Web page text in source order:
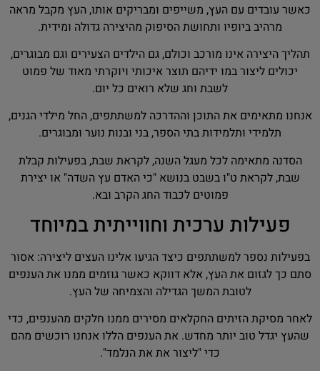
כאשר עובדים עם העץ, משייפים ומבריקים אותו, העץ מקבל מראה
מרהיב ביופיו ותחושת הסיפוק מהיצירה גדולה ומידית.
תהליך היצירה אינו מורכב וכולם, גם הילדים הצעירים וגם מבוגרים,
יכולים ליצור במו ידיהם תוצר איכותי ויוקרתי מאוד של פמוט
לשבת וחג שלא רואים כל יום.
אנחנו מתאימים את התוכן וההדרכה למשתתפים, החל מילדי הגנים,
תלמידי ותלמידות בתי הספר, בני ובנות נוער ומבוגרים.
הסדנה מתאימה לכל מעגל השנה, לקראת שבת, בפעילות קבלת
שבת, לקראת ט"ו בשבט בנושא "כי האדם עץ השדה" או יצירת
פמוטים לכבוד החג הקרב ובא.
פעילות ערכית וחווייתית במיוחד
בפעילות נספר למשתתפים כיצד הגיעו אלינו העצים ליצירה: אסור
סתם כך לגזום את העץ, אלא דווקא כאשר גוזמים ממנו את הענפים
לטובת המשך הגדילה והצמיחה של העץ.
לאחר מסיקת הזיתים החקלאים מסירים ממנו חלקים מהענפים, כדי
שהעץ יגדל טוב יותר מחדש. את הענפים הללו אנחנו רוכשים מהם
כדי "ליצור את את הנלמד".